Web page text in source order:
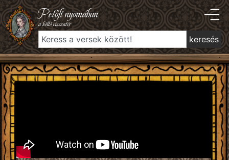
Petőfi nyomában
a költő visszatér
keresés